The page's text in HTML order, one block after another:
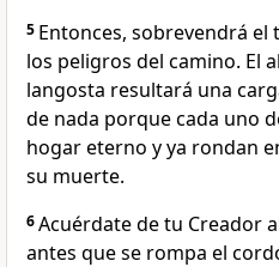
5 Entonces, sobrevendrá
los peligros del camino. El
langosta resultará una
de nada porque cada uno
hogar eterno y ya rondan
su muerte.
6Acuérdate de tu Creador
antes que se rompa el